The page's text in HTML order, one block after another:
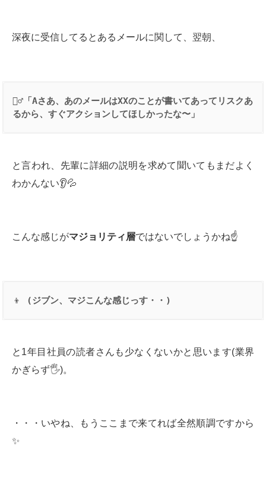
深夜に受信してるとあるメールに関して、翌朝、
👱‍♂️ 「Aさあ、あのメールはXXのことが書いてあってリスクあ
るから、すぐアクションしてほしかったな〜」
と言われ、先輩に詳細の説明を求めて聞いてもまだよく
わかんない👂💦
こんな感じがマジョリティ層ではないでしょうかね☝️
👦 (ジブン、マジこんな感じっす・・ )
と1年目社員の読者さんも少なくないかと思います(業界
かぎらず🖐)。
・・・いやね、もうここまで来てれば全然順調ですから
✨